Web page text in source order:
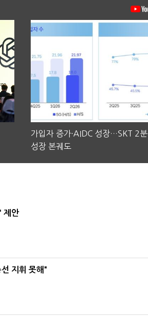
가입자 증가·AIDC 성장…SKT 2
성장 본궤도
제안
지휘 못해"